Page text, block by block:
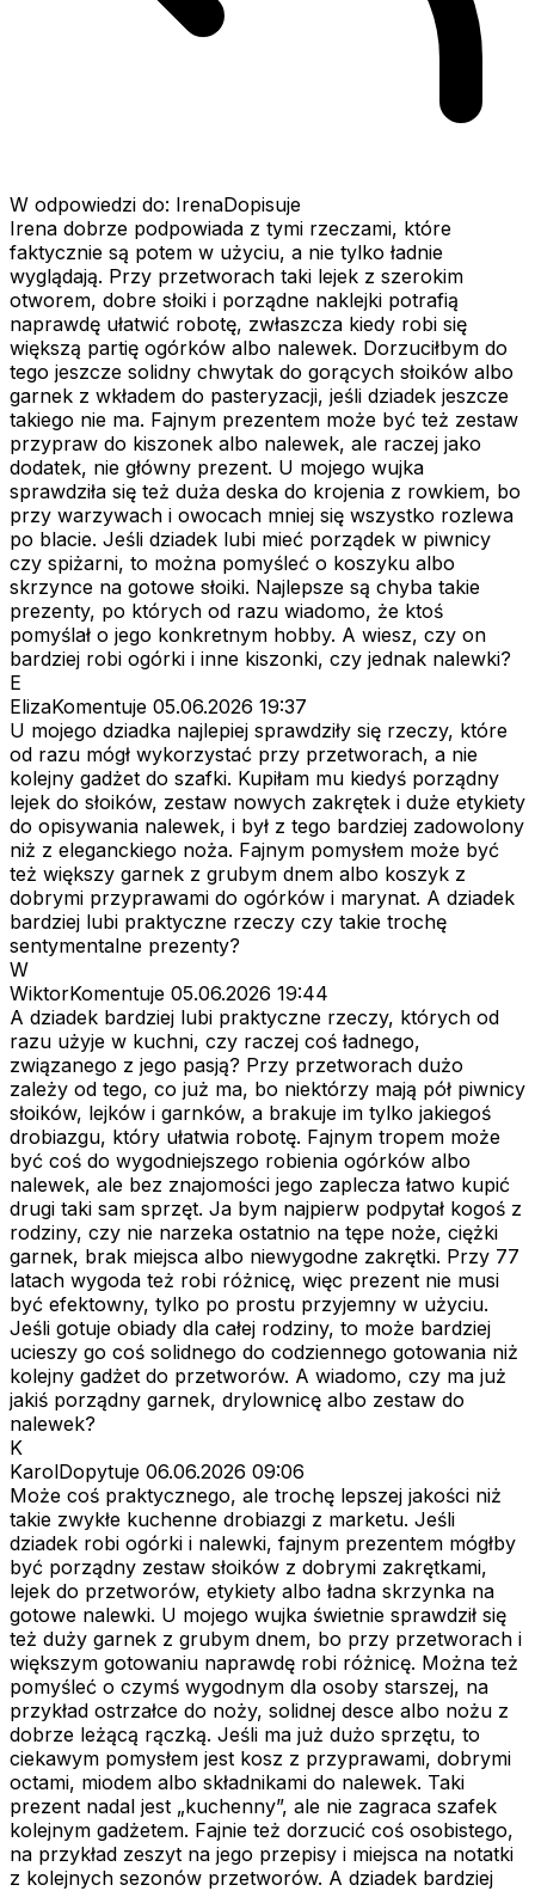
W odpowiedzi do: IrenaDopisuje
Irena dobrze podpowiada z tymi rzeczami, które
faktycznie są potem w użyciu, a nie tylko ładnie
wyglądają. Przy przetworach taki lejek z szerokim
otworem, dobre słoiki i porządne naklejki potrafią
naprawdę ułatwić robotę, zwłaszcza kiedy robi się
większą partię ogórków albo nalewek. Dorzuciłbym do
tego jeszcze solidny chwytak do gorących słoików albo
garnek z wkładem do pasteryzacji, jeśli dziadek jeszcze
takiego nie ma. Fajnym prezentem może być też zestaw
przypraw do kiszonek albo nalewek, ale raczej jako
dodatek, nie główny prezent. U mojego wujka
sprawdziła się też duża deska do krojenia z rowkiem, bo
przy warzywach i owocach mniej się wszystko rozlewa
po blacie. Jeśli dziadek lubi mieć porządek w piwnicy
czy spiżarni, to można pomyśleć o koszyku albo
skrzynce na gotowe słoiki. Najlepsze są chyba takie
prezenty, po których od razu wiadomo, że ktoś
pomyślał o jego konkretnym hobby. A wiesz, czy on
bardziej robi ogórki i inne kiszonki, czy jednak nalewki?
E
ElizaKomentuje 05.06.2026 19:37
U mojego dziadka najlepiej sprawdziły się rzeczy, które
od razu mógł wykorzystać przy przetworach, a nie
kolejny gadżet do szafki. Kupiłam mu kiedyś porządny
lejek do słoików, zestaw nowych zakrętek i duże etykiety
do opisywania nalewek, i był z tego bardziej zadowolony
niż z eleganckiego noża. Fajnym pomysłem może być
też większy garnek z grubym dnem albo koszyk z
dobrymi przyprawami do ogórków i marynat. A dziadek
bardziej lubi praktyczne rzeczy czy takie trochę
sentymentalne prezenty?
W
WiktorKomentuje 05.06.2026 19:44
A dziadek bardziej lubi praktyczne rzeczy, których od
razu użyje w kuchni, czy raczej coś ładnego,
związanego z jego pasją? Przy przetworach dużo
zależy od tego, co już ma, bo niektórzy mają pół piwnicy
słoików, lejków i garnków, a brakuje im tylko jakiegoś
drobiazgu, który ułatwia robotę. Fajnym tropem może
być coś do wygodniejszego robienia ogórków albo
nalewek, ale bez znajomości jego zaplecza łatwo kupić
drugi taki sam sprzęt. Ja bym najpierw podpytał kogoś z
rodziny, czy nie narzeka ostatnio na tępe noże, ciężki
garnek, brak miejsca albo niewygodne zakrętki. Przy 77
latach wygoda też robi różnicę, więc prezent nie musi
być efektowny, tylko po prostu przyjemny w użyciu.
Jeśli gotuje obiady dla całej rodziny, to może bardziej
ucieszy go coś solidnego do codziennego gotowania niż
kolejny gadżet do przetworów. A wiadomo, czy ma już
jakiś porządny garnek, drylownicę albo zestaw do
nalewek?
K
KarolDopytuje 06.06.2026 09:06
Może coś praktycznego, ale trochę lepszej jakości niż
takie zwykłe kuchenne drobiazgi z marketu. Jeśli
dziadek robi ogórki i nalewki, fajnym prezentem mógłby
być porządny zestaw słoików z dobrymi zakrętkami,
lejek do przetworów, etykiety albo ładna skrzynka na
gotowe nalewki. U mojego wujka świetnie sprawdził się
też duży garnek z grubym dnem, bo przy przetworach i
większym gotowaniu naprawdę robi różnicę. Można też
pomyśleć o czymś wygodnym dla osoby starszej, na
przykład ostrzałce do noży, solidnej desce albo nożu z
dobrze leżącą rączką. Jeśli ma już dużo sprzętu, to
ciekawym pomysłem jest kosz z przyprawami, dobrymi
octami, miodem albo składnikami do nalewek. Taki
prezent nadal jest „kuchenny”, ale nie zagraca szafek
kolejnym gadżetem. Fajnie też dorzucić coś osobistego,
na przykład zeszyt na jego przepisy i miejsca na notatki
z kolejnych sezonów przetworów. A dziadek bardziej